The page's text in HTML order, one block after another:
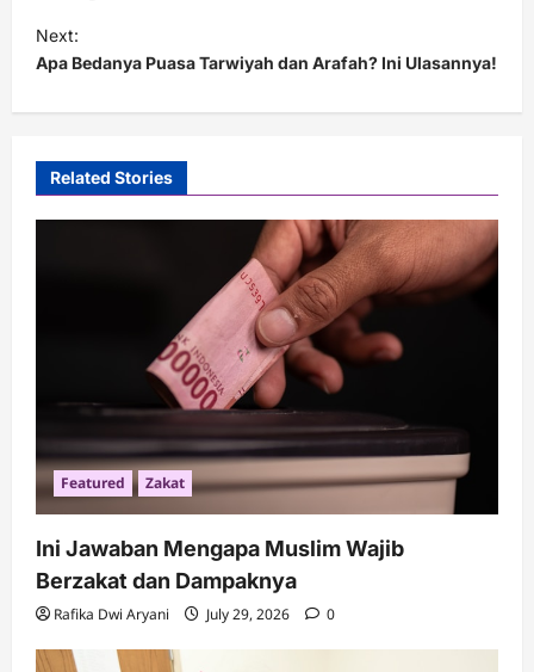
t
n
a
g
Next:
Apa Bedanya Puasa Tarwiyah dan Arafah? Ini Ulasannya!
Related Stories
Featured Zakat
Ini Jawaban Mengapa Muslim Wajib
Berzakat dan Dampaknya
Rafika Dwi Aryani July 29, 2026 0